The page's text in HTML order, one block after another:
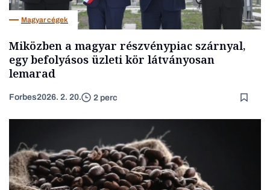
Magyar cégek
Miközben a magyar részvénypiac szárnyal,
egy befolyásos üzleti kör látványosan
lemarad
Forbes2026. 2. 20. 2 perc